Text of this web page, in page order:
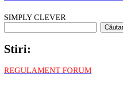
SIMPLY CLEVER
Stiri:
REGULAMENT FORUM